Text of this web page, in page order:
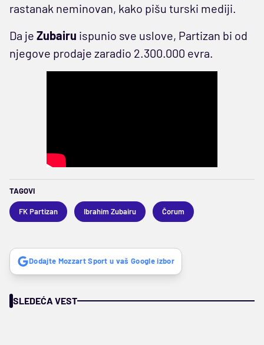
rastanak neminovan, kako pišu turski mediji.
Da je Zubairu ispunio sve uslove, Partizan bi od
njegove prodaje zaradio 2.300.000 evra.
TAGOVI
FK Partizan Ibrahim Zubairu Čorum
Dodajte Mozzart Sport u vaš Google izbor
SLEDEĆA VEST